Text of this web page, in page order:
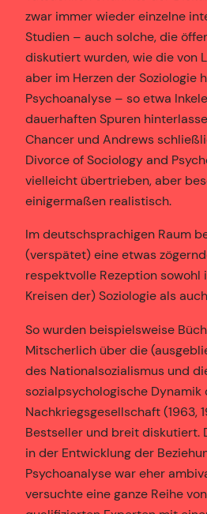
zwar immer wieder einzelne
Studien – auch solche, die
diskutiert wurden, wie die von
aber im Herzen der Soziologie
Psychoanalyse – so etwa
dauerhaften Spuren
Chancer und Andrews
Divorce of Sociology and
vielleicht übertrieben, aber
einigermaßen realistisch.
Im deutschsprachigen Raum
(verspätet) eine etwas
respektvolle Rezeption
Kreisen der) Soziologie als
So wurden beispielsweise
Mitscherlich über die
des Nationalsozialismus und
sozialpsychologische Dynamik
Nachkriegsgesellschaft (1963,
Bestseller und breit diskutiert.
in der Entwicklung der
Psychoanalyse war eher
versuchte eine ganze Reihe